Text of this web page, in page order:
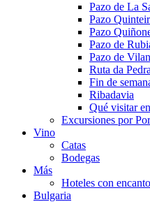
Pazo de La
Pazo
Pazo
Pazo de
Pazo de
Ruta da
Fin de
Ribadavia
Qué visitar
Excursiones por
Vino
Catas
Bodegas
Más
Hoteles con encanto
Bulgaria